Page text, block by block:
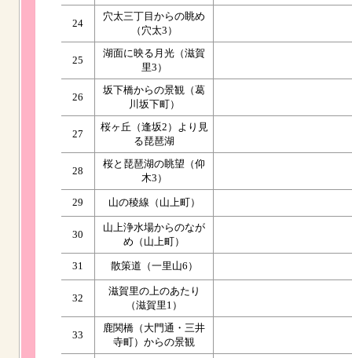
24
穴太三丁目からの眺め
（穴太3）
25
湖面に映る月光（滋賀
里3）
26
坂下橋からの景観（葛
川坂下町）
27
桜ヶ丘（逢坂2）より見
る琵琶湖
28
桜と琵琶湖の眺望（仰
木3）
29 山の稜線（山上町）
30
山上浄水場からのなが
め（山上町）
31 散策道（一里山6）
32
滋賀里の上のあたり
（滋賀里1）
33
鹿関橋（大門通・三井
寺町）からの景観